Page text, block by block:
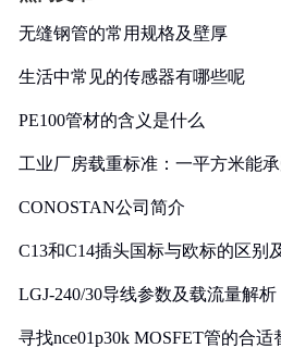
无缝钢管的常用规格及壁厚
生活中常见的传感器有哪些呢
PE100管材的含义是什么
工业厂房载重标准：一平方米能
CONOSTAN公司简介
C13和C14插头国标与欧标的区别
LGJ-240/30导线参数及载流量解析
寻找nce01p30k MOSFET管的合适